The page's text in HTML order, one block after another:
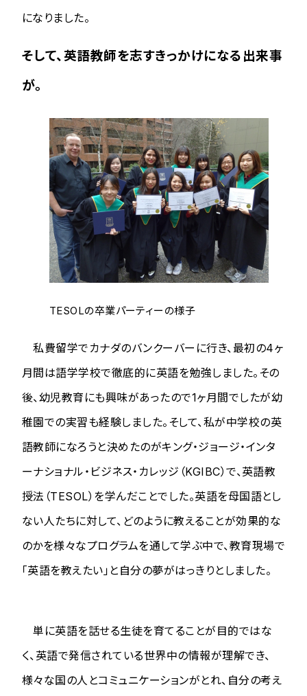
になりました。
そして、英語教師を志すきっかけになる出来事
が。
TESOLの卒業パーティーの様子
私費留学でカナダのバンクーバーに行き、最初の4ヶ
月間は語学学校で徹底的に英語を勉強しました。その
後、幼児教育にも興味があったので1ヶ月間でしたが幼
稚園での実習も経験しました。そして、私が中学校の英
語教師になろうと決めたのがキング・ジョージ・インタ
ーナショナル・ビジネス・カレッジ（KGIBC）で、英語教
授法（TESOL）を学んだことでした。英語を母国語とし
ない人たちに対して、どのように教えることが効果的な
のかを様々なプログラムを通して学ぶ中で、教育現場で
「英語を教えたい」と自分の夢がはっきりとしました。
単に英語を話せる生徒を育てることが目的ではな
く、英語で発信されている世界中の情報が理解でき、
様々な国の人とコミュニケーションがとれ、自分の考え